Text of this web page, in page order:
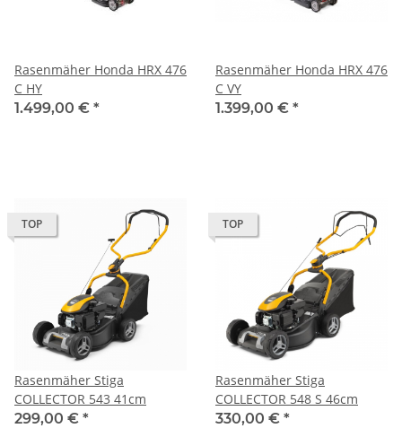
Rasenmäher Honda HRX 476
C HY
1.499,00 € *
Rasenmäher Honda HRX 476
C VY
1.399,00 € *
TOP
Rasenmäher Stiga
COLLECTOR 543 41cm
299,00 € *
TOP
Rasenmäher Stiga
COLLECTOR 548 S 46cm
330,00 € *